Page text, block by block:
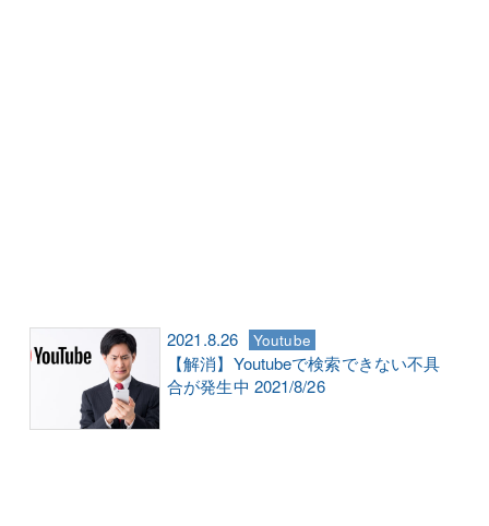
2021.8.26 Youtube
【解消】Youtubeで検索できない不具
合が発生中 2021/8/26